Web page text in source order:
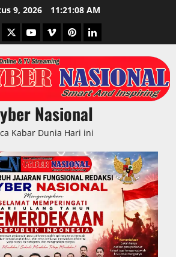
9, 2026 11:21:09 AM
TwitterYoutubeVimeoPinterestLinkedIn
Nasional
Kabar Dunia Hari ini